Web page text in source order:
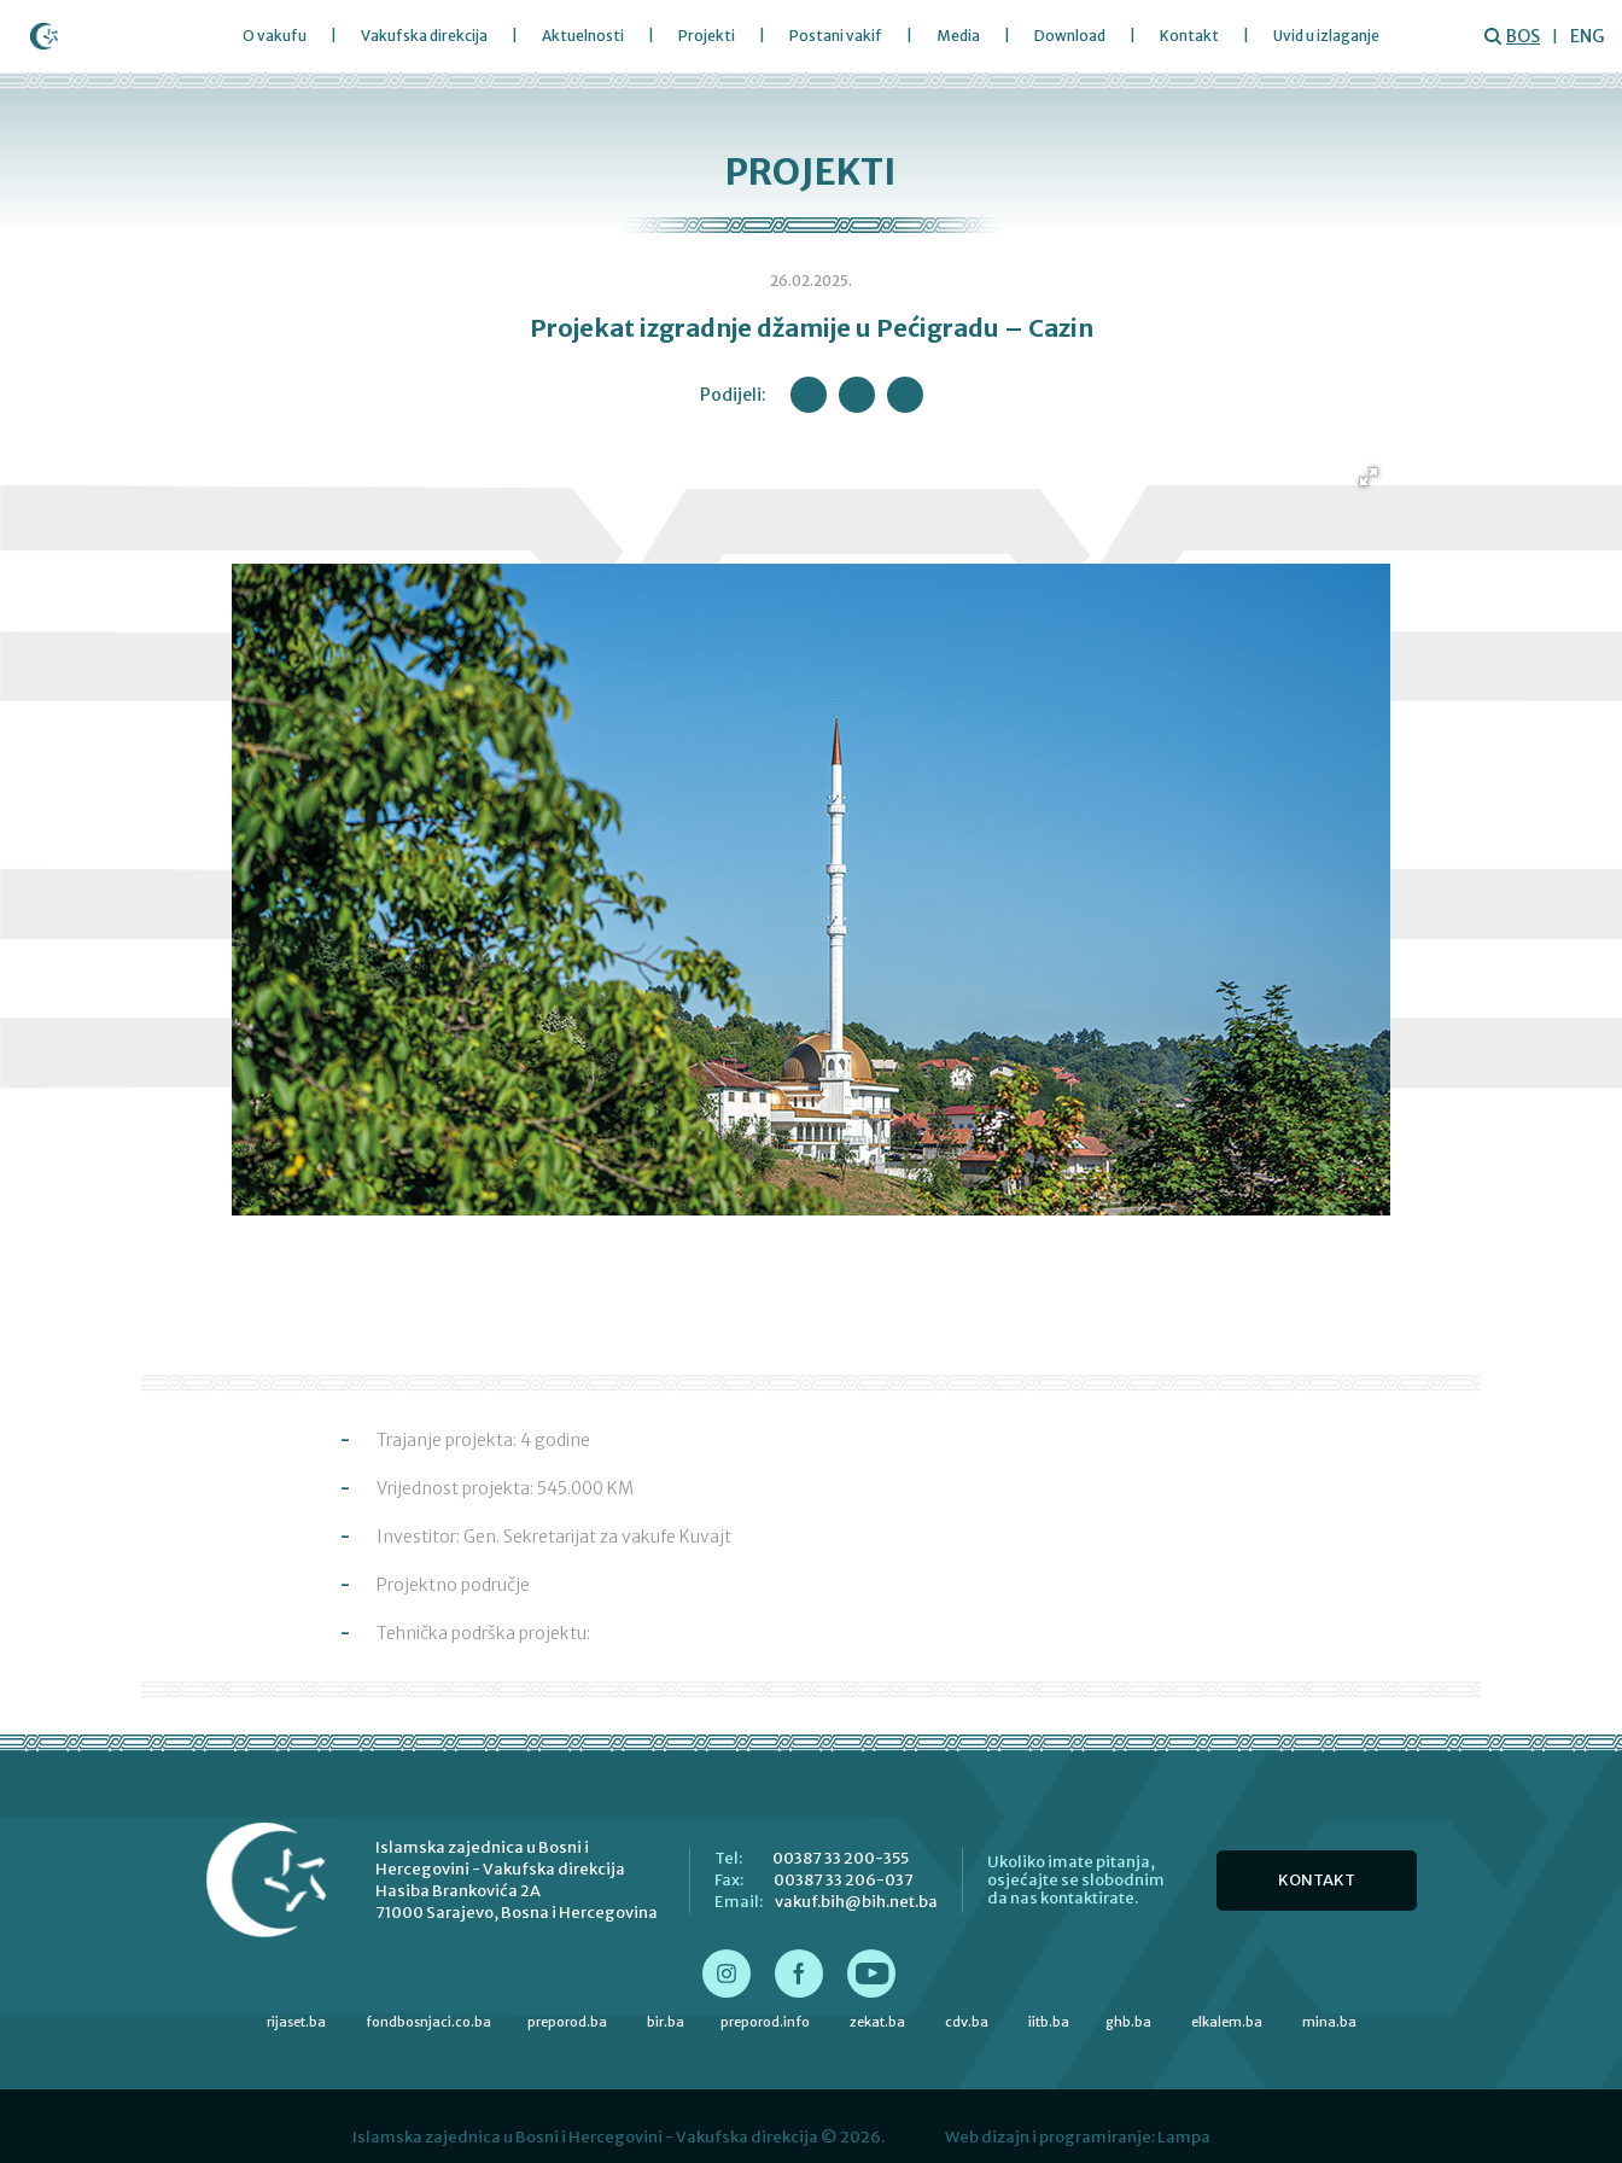
O vakufu Vakufska direkcija Aktuelnosti Projekti Postani vakif Media Download Kontakt Uvid u izlaganje BOS ENG
PROJEKTI
26.02.2025.
Projekat izgradnje džamije u Pećigradu – Cazin
Podijeli:
Trajanje projekta: 4 godine
Vrijednost projekta: 545.000 KM
Investitor: Gen. Sekretarijat za vakufe Kuvajt
Projektno područje
Tehnička podrška projektu:
Islamska zajednica u Bosni i
Hercegovini - Vakufska direkcija
Hasiba Brankovića 2A
71000 Sarajevo, Bosna i Hercegovina
Tel:
00387 33 200-355
Fax:
00387 33 206-037
Email:
vakuf.bih@bih.net.ba
Ukoliko imate pitanja,
osjećajte se slobodnim
da nas kontaktirate.
KONTAKT
rijaset.ba fondbosnjaci.co.ba preporod.ba bir.ba preporod.info zekat.ba cdv.ba iitb.ba ghb.ba elkalem.ba mina.ba
Islamska zajednica u Bosni i Hercegovini - Vakufska direkcija © 2026. Web dizajn i programiranje:Lampa